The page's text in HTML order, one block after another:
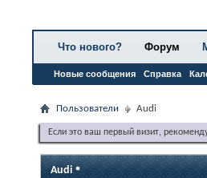
Что нового? Форум
Новые сообщения Справка
Пользователи Audi
Если это ваш первый визит,
Audi